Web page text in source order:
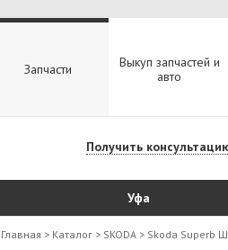
Запчасти
Выкуп запчастей и
авто
Получить
Уфа
Главная > Каталог > SKODA > Skoda Superb